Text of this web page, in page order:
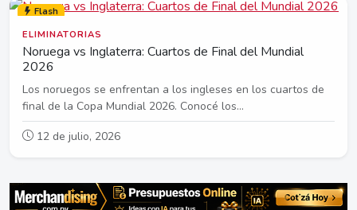
Flash
ELIMINATORIAS
Noruega vs Inglaterra: Cuartos de Final del Mundial
2026
Los noruegos se enfrentan a los ingleses en los cuartos de
final de la Copa Mundial 2026. Conocé los...
12 de julio, 2026